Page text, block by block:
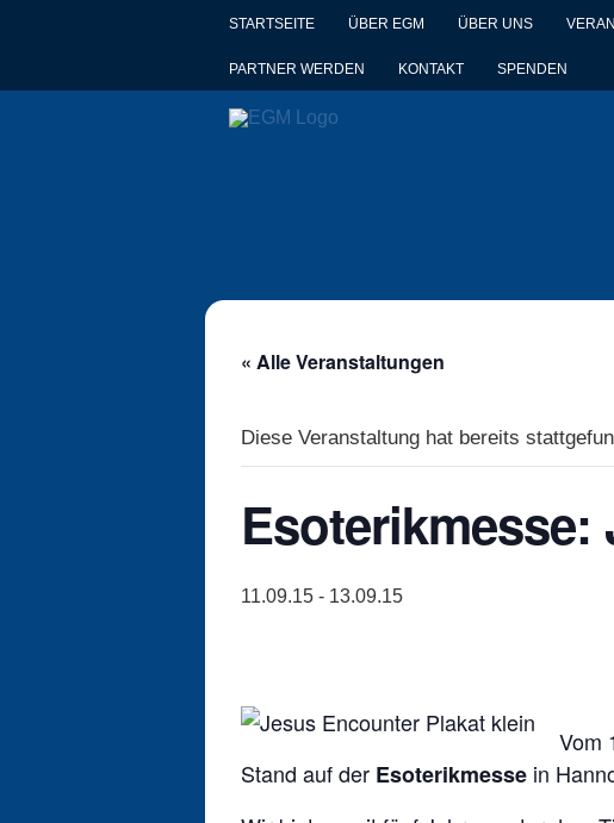
STARTSEITE ÜBER EGM ÜBER UNS
PARTNER WERDEN KONTAKT SPENDEN
« Alle Veranstaltungen
Diese Veranstaltung hat bereits
11.09.15 - 13.09.15
Vom
Stand auf der Esoterikmesse in